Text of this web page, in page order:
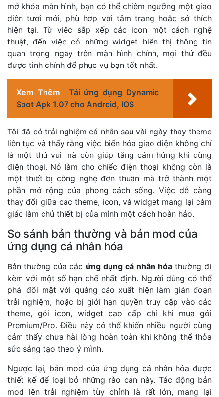
mở khóa màn hình, bạn có thể chiêm ngưỡng một giao
diện tươi mới, phù hợp với tâm trạng hoặc sở thích
hiện tại. Từ việc sắp xếp các icon một cách nghệ
thuật, đến việc có những widget hiển thị thông tin
quan trọng ngay trên màn hình chính, mọi thứ đều
được tinh chỉnh để phục vụ bạn tốt nhất.
Xem Thêm
Tải ứng dụng Dynamic
Spot Apk 1.07 cho Android, IOS
Tôi đã có trải nghiệm cá nhân sau vài ngày thay theme
liên tục và thấy rằng việc biến hóa giao diện không chỉ
là một thú vui mà còn giúp tăng cảm hứng khi dùng
điện thoại. Nó làm cho chiếc điện thoại không còn là
một thiết bị công nghệ đơn thuần mà trở thành một
phần mở rộng của phong cách sống. Việc dễ dàng
thay đổi giữa các theme, icon, và widget mang lại cảm
giác làm chủ thiết bị của mình một cách hoàn hảo.
So sánh bản thường và bản mod của
ứng dụng cá nhân hóa
Bản thường của các ứng dụng cá nhân hóa thường đi
kèm với một số hạn chế nhất định. Người dùng có thể
phải đối mặt với quảng cáo xuất hiện làm gián đoạn
trải nghiệm, hoặc bị giới hạn quyền truy cập vào các
theme, gói icon, widget cao cấp chỉ khi mua gói
Premium/Pro. Điều này có thể khiến nhiều người dùng
cảm thấy chưa hài lòng hoàn toàn khi không thể thỏa
sức sáng tạo theo ý mình.
Ngược lại, bản mod của ứng dụng cá nhân hóa được
thiết kế để loại bỏ những rào cản này. Tác động bản
mod lên trải nghiệm tùy chỉnh là rất lớn, mang lại